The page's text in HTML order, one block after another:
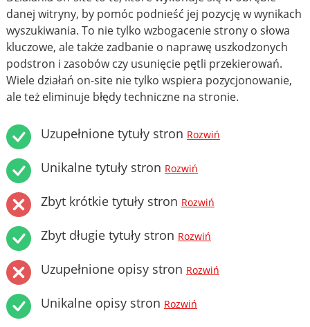
danej witryny, by pomóc podnieść jej pozycję w wynikach
wyszukiwania. To nie tylko wzbogacenie strony o słowa
kluczowe, ale także zadbanie o naprawę uszkodzonych
podstron i zasobów czy usunięcie pętli przekierowań.
Wiele działań on-site nie tylko wspiera pozycjonowanie,
ale też eliminuje błędy techniczne na stronie.
Uzupełnione tytuły stron Rozwiń
Unikalne tytuły stron Rozwiń
Zbyt krótkie tytuły stron Rozwiń
Zbyt długie tytuły stron Rozwiń
Uzupełnione opisy stron Rozwiń
Unikalne opisy stron Rozwiń